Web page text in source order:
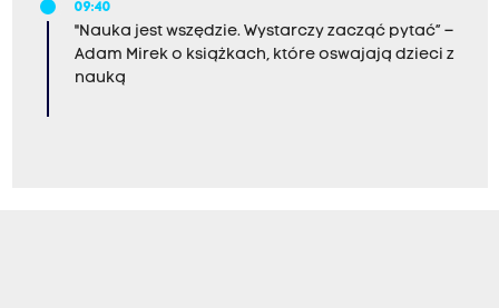
09:40
"Nauka jest wszędzie. Wystarczy zacząć pytać” –
Adam Mirek o książkach, które oswajają dzieci z
nauką